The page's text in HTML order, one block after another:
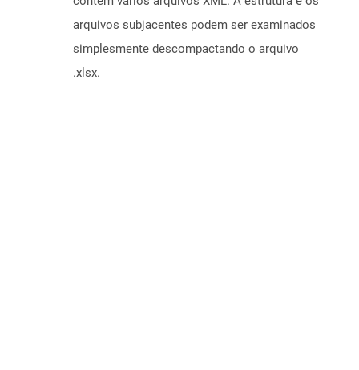
arquivos subjacentes podem ser examinados
simplesmente descompactando o arquivo
.xlsx.